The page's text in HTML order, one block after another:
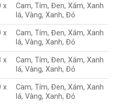
x
Cam, Tím, Đen, Xám, Xanh
lá, Vàng, Xanh, Đỏ
x
Cam, Tím, Đen, Xám, Xanh
lá, Vàng, Xanh, Đỏ
x
Cam, Tím, Đen, Xám, Xanh
lá, Vàng, Xanh, Đỏ
x
Cam, Tím, Đen, Xám, Xanh
lá, Vàng, Xanh, Đỏ